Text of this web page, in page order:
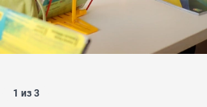
1 из 3